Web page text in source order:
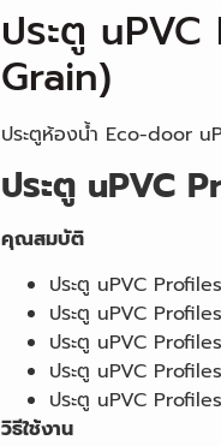
ประตู
Grain)
ประตูห้องน้ำ Eco-door
ประตู uPVC
คุณสมบัติ
ประตู uPVC
ประตู uPVC
ประตู uPVC
ประตู uPVC
ประตู uPVC
วิธีใช้งาน